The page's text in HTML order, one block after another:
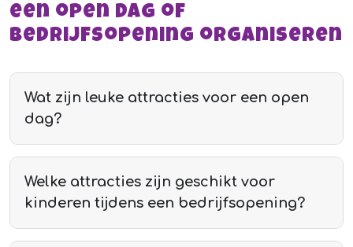
een open dag of
bedrijfsopening organiseren
Wat zijn leuke attracties voor een open
dag?
Welke attracties zijn geschikt voor
kinderen tijdens een bedrijfsopening?